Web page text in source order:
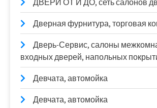
ДВЕРИ ОТ И ДО, сеть салонов
Дверная фурнитура, торговая
Дверь-Сервис, салоны
входных дверей, напольных
Девчата, автомойка
Девчата, автомойка